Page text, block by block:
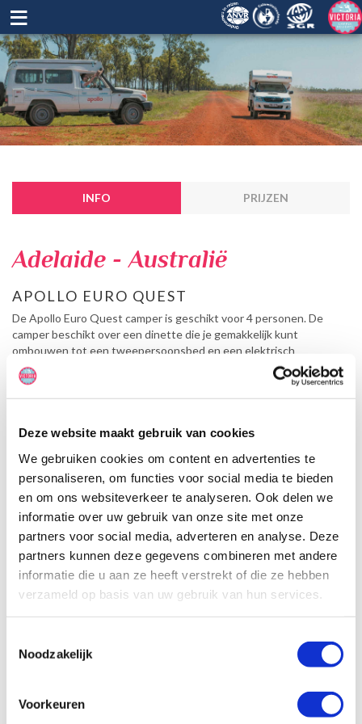
Deze website maakt gebruik van cookies
We gebruiken cookies om content en advertenties te
personaliseren, om functies voor social media te bieden
en om ons websiteverkeer te analyseren. Ook delen we
informatie over uw gebruik van onze site met onze
partners voor social media, adverteren en analyse. Deze
partners kunnen deze gegevens combineren met andere
informatie die u aan ze heeft verstrekt of die ze hebben
verzameld op basis van uw gebruik van hun services.
Noodzakelijk
Voorkeuren
≡
INFO PRIJZEN
Adelaide - Australië
APOLLO EURO QUEST
De Apollo Euro Quest camper is geschikt voor 4 personen. De
camper beschikt over een dinette die je gemakkelijk kunt
ombouwen tot een tweepersoonsbed en een elektrisch
uitschuifbaar tweepersoonsbed erboven. Het uitschuifbare
fornuis aan de buitenkant zorgt voor gemakkelijke diners op warme
Aussie-avonden.